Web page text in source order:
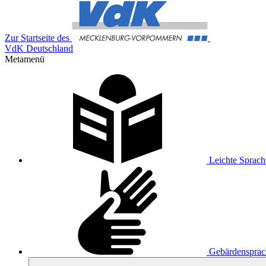
Zur Startseite des
VdK Deutschland
Metamenü
Leichte